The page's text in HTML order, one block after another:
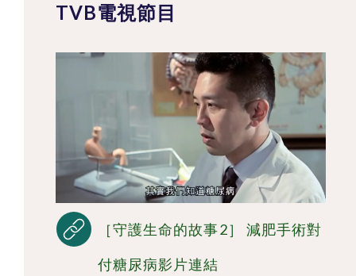
TVB電視節目
［守護生命的故事2］ 減肥手術對
付糖尿病影片連結